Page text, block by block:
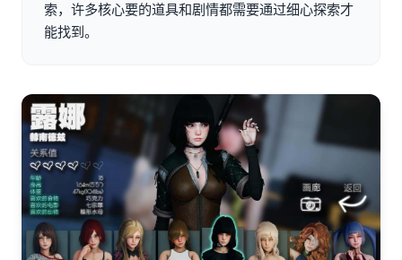
索，许多核心要的道具和剧情都需要通过细心探索才
能找到。